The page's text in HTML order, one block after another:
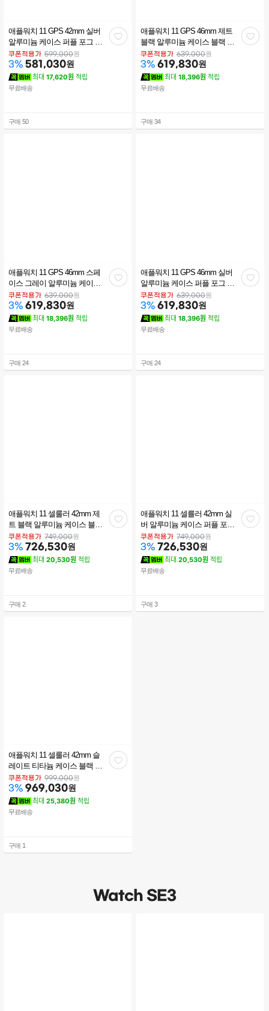
애플워치 11 GPS 42mm 실버
알루미늄 케이스 퍼플 포그 스
포츠 밴드 (ML) MEU74KH/A
쿠폰적용가 599,000원
3% 581,030원
최대 17,620원 적립
무료배송
구매 50
관
애플워치 11 GPS 46mm 제트
블랙 알루미늄 케이스 블랙 스
포츠 밴드 (S/M) MEUW4KH/A
쿠폰적용가 639,000원
3% 619,830원
최대 18,396원 적립
무료배송
구매 34
관
애플워치 11 GPS 46mm 스페
이스 그레이 알루미늄 케이스
블랙 스포츠 밴드 (S/M)
MEV04KH/A
쿠폰적용가 639,000원
3% 619,830원
최대 18,396원 적립
무료배송
구매 24
관
애플워치 11 GPS 46mm 실버
알루미늄 케이스 퍼플 포그 스
포츠 밴드 (S/M) MEV94KH/A
쿠폰적용가 639,000원
3% 619,830원
최대 18,396원 적립
무료배송
구매 24
관
애플워치 11 셀룰러 42mm 제
트 블랙 알루미늄 케이스 블랙
스포츠 밴드 (SM) MF834KH/A
쿠폰적용가 749,000원
3% 726,530원
최대 20,530원 적립
무료배송
구매 2
관
애플워치 11 셀를러 42mm 실
버 알루미늄 케이스 퍼플 포그
스포츠 밴드 (M/L) MF8J4KH/A
쿠폰적용가 749,000원
3% 726,530원
최대 20,530원 적립
무료배송
구매 3
관
애플워치 11 셀룰러 42mm 슬
레이트 티타늄 케이스 블랙 스
포츠 밴드 (SM) MF8R4KH/A
쿠폰적용가 999,000원
3% 969,030원
최대 25,380원 적립
무료배송
구매 1
관
Watch SE3